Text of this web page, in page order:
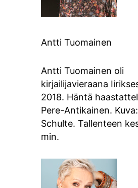
Antti Tuomainen
Antti Tuomainen oli
kirjailijavieraana
2018. Häntä
Pere-Antikainen.
Schulte. Tallenteen
min.